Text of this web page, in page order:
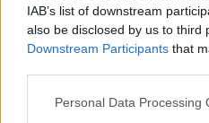
IAB’s list of downstream
also be disclosed by us to third
Downstream Participants that
Personal Data Processing
adott ki a második
az idei évre 1,7 és 1,9
milliárd dolláros éves